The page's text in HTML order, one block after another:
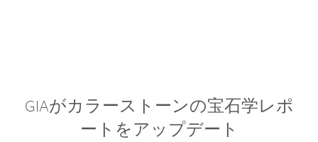
GIAがカラーストーンの宝石学レポ
ートをアップデート